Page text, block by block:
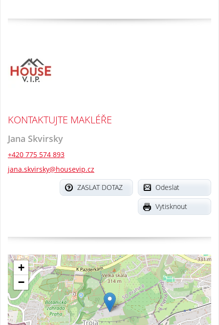
KONTAKTUJTE MAKLÉŘE
Jana Skvirsky
+420 775 574 893
jana.skvirsky@housevip.cz
Odeslat
ZASLAT DOTAZ
Vytisknout
+
−